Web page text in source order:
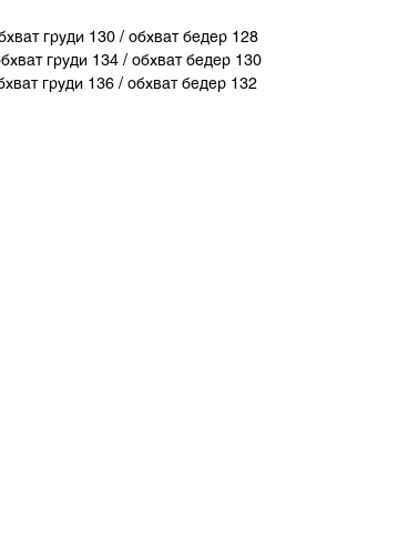
груди 130 / обхват бедер 128
груди 134 / обхват бедер 130
груди 136 / обхват бедер 132